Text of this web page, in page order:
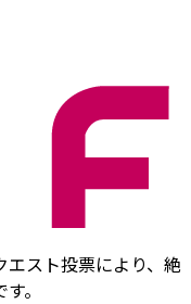
スト投票により、絶
。